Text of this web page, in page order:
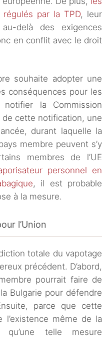
par la TPD, leur
delà des exigences
en conflit avec le droit
souhaite adopter une
conséquences pour les
la Commission
cette notification, une
durant laquelle la
membre peuvent s’y
membres de l’UE
personnel en
, il est probable
à la mesure.
l’Union
totale du vapotage
précédent. D’abord,
pourrait faire de
Bulgarie pour défendre
parce que cette
l’existence même de la
telle mesure